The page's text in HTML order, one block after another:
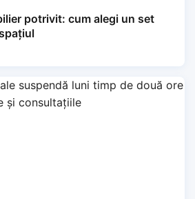
potrivit: cum alegi un set